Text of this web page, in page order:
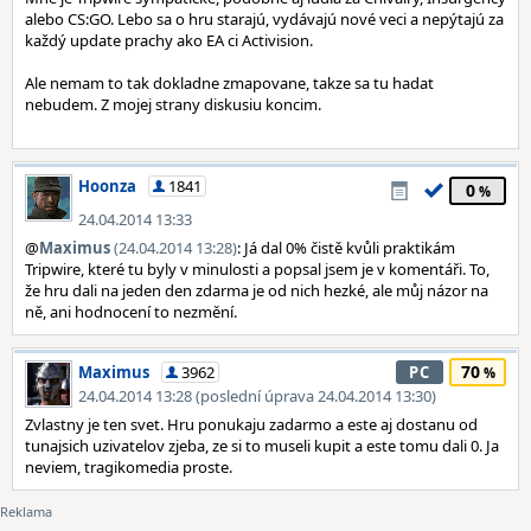
alebo CS:GO. Lebo sa o hru starajú, vydávajú nové veci a nepýtajú za
každý update prachy ako EA ci Activision.
Ale nemam to tak dokladne zmapovane, takze sa tu hadat
nebudem. Z mojej strany diskusiu koncim.
Hoonza
1841
24.04.2014 13:33
0
@Maximus(24.04.2014 13:28): Já dal 0% čistě kvůli praktikám
Tripwire, které tu byly v minulosti a popsal jsem je v komentáři. To,
že hru dali na jeden den zdarma je od nich hezké, ale můj názor na
ně, ani hodnocení to nezmění.
Maximus
3962
24.04.2014 13:28 (poslední úprava 24.04.2014 13:30)
PC 70
Zvlastny je ten svet. Hru ponukaju zadarmo a este aj dostanu od
tunajsich uzivatelov zjeba, ze si to museli kupit a este tomu dali 0. Ja
neviem, tragikomedia proste.